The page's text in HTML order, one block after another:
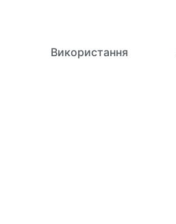
Використання